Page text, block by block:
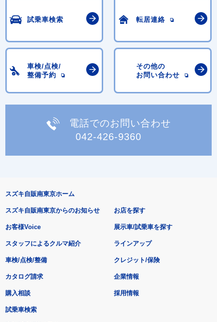
試乗車検索 転居連絡
車検/点検/
整備予約
その他の
お問い合わせ
電話でのお問い合わせ
042-426-9360
スズキ自販南東京ホーム
スズキ自販南東京からのお知らせ
お客様Voice
スタッフによるクルマ紹介
お店を探す
展示車/試乗車を探す
ラインアップ
車検/点検/整備 クレジット/保険
カタログ請求
購入相談
試乗車検索
企業情報
採用情報